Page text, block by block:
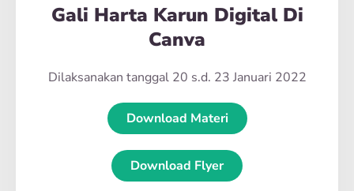
Gali Harta Karun Digital Di
Canva
Dilaksanakan tanggal 20 s.d. 23 Januari 2022
Download Materi
Download Flyer